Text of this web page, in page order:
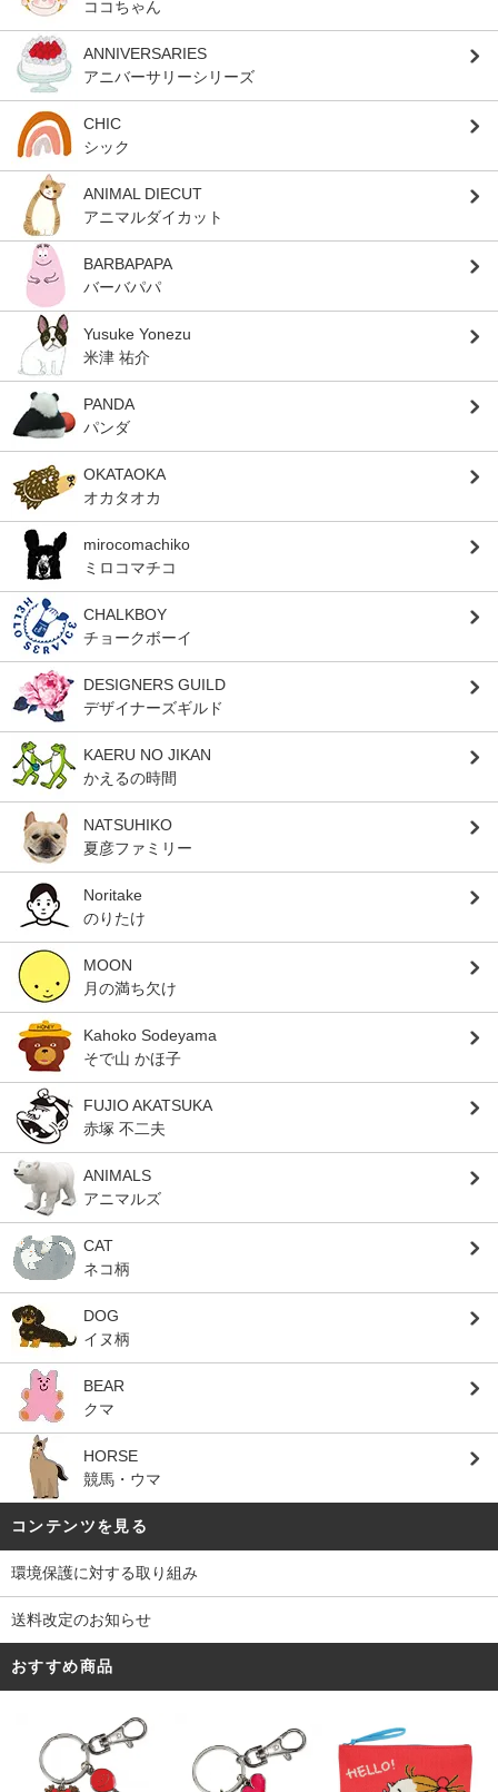
ココちゃん
ANNIVERSARIES
アニバーサリーシリーズ
CHIC
シック
ANIMAL DIECUT
アニマルダイカット
BARBAPAPA
バーバパパ
Yusuke Yonezu
米津 祐介
PANDA
パンダ
OKATAOKA
オカタオカ
mirocomachiko
ミロコマチコ
CHALKBOY
チョークボーイ
DESIGNERS GUILD
デザイナーズギルド
KAERU NO JIKAN
かえるの時間
NATSUHIKO
夏彦ファミリー
Noritake
のりたけ
MOON
月の満ち欠け
Kahoko Sodeyama
そで山 かほ子
FUJIO AKATSUKA
赤塚 不二夫
ANIMALS
アニマルズ
CAT
ネコ柄
DOG
イヌ柄
BEAR
クマ
HORSE
競馬・ウマ
コンテンツを見る
環境保護に対する取り組み
送料改定のお知らせ
おすすめ商品